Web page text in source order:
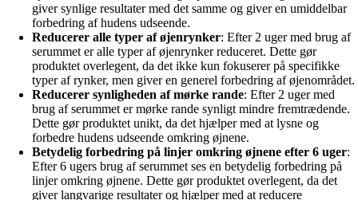
giver synlige resultater med det samme og giver en umiddelbar
forbedring af hudens udseende.
Reducerer alle typer af øjenrynker: Efter 2 uger med brug af
serummet er alle typer af øjenrynker reduceret. Dette gør
produktet overlegent, da det ikke kun fokuserer på specifikke
typer af rynker, men giver en generel forbedring af øjenområdet.
Reducerer synligheden af mørke rande: Efter 2 uger med
brug af serummet er mørke rande synligt mindre fremtrædende.
Dette gør produktet unikt, da det hjælper med at lysne og
forbedre hudens udseende omkring øjnene.
Betydelig forbedring på linjer omkring øjnene efter 6 uger:
Efter 6 ugers brug af serummet ses en betydelig forbedring på
linjer omkring øjnene. Dette gør produktet overlegent, da det
giver langvarige resultater og hjælper med at reducere